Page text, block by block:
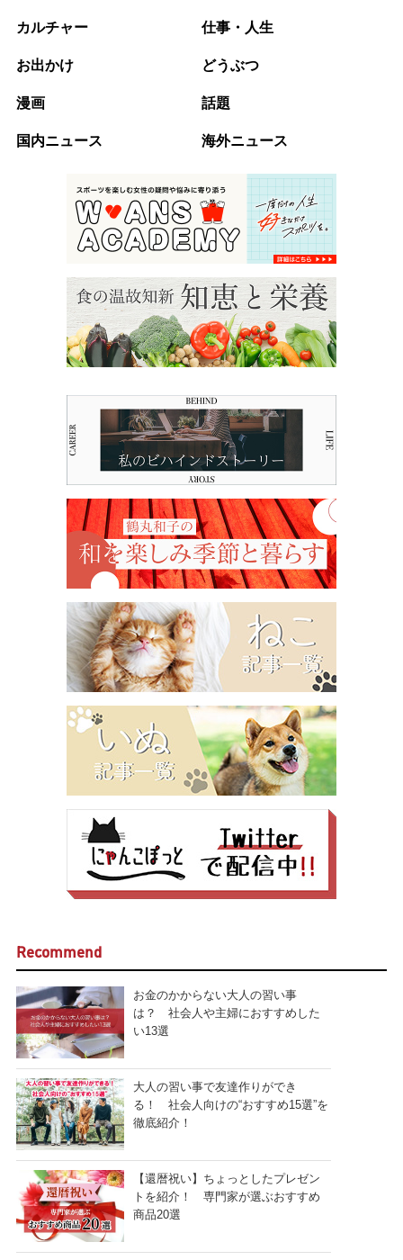
カルチャー 仕事・人生
お出かけ どうぶつ
漫画 話題
国内ニュース 海外ニュース
Recommend
お金のかからない大人の習い事
は？ 社会人や主婦におすすめした
い13選
大人の習い事で友達作りができ
る！ 社会人向けの“おすすめ15選”を
徹底紹介！
【還暦祝い】ちょっとしたプレゼン
トを紹介！ 専門家が選ぶおすすめ
商品20選